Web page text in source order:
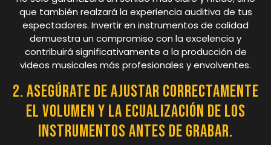
que también realzará la experiencia auditiva de tus
espectadores. Invertir en instrumentos de calidad
demuestra un compromiso con la excelencia y
contribuirá significativamente a la producción de
videos musicales más profesionales y envolventes.
2. Asegúrate de ajustar correctamente
el volumen y la ecualización de los
instrumentos antes de grabar.